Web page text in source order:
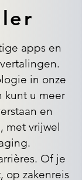
apps en
in onze
kunt u meer
en
met vrijwel
Of je
op zakenreis